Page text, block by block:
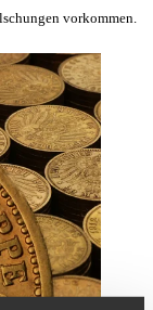
vorkommen.